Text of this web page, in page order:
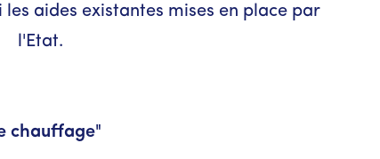
aides existantes mises en place par
l'Etat.
chauffage"